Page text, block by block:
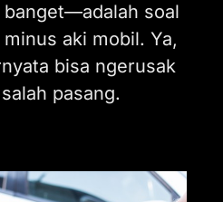
soal
aki mobil. Ya,
bisa ngerusak
pasang.